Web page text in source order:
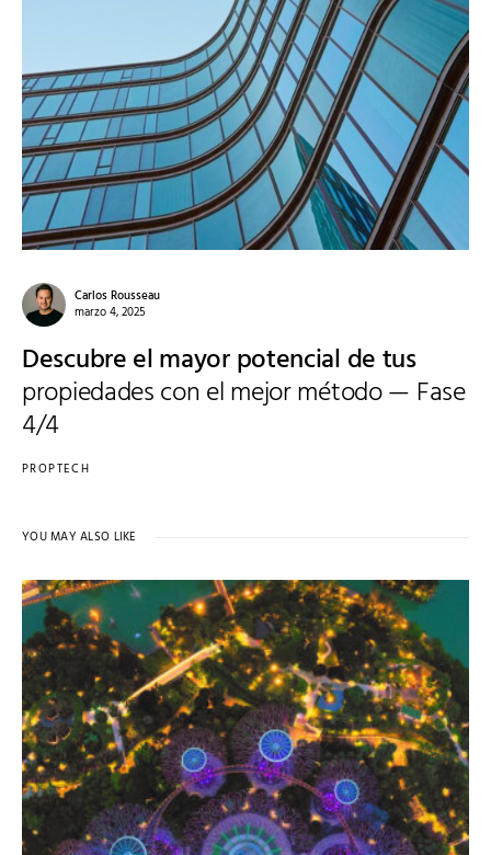
Carlos Rousseau
marzo 4, 2025
Descubre el mayor potencial de tus
propiedades con el mejor método — Fase
4/4
PROPTECH
YOU MAY ALSO LIKE